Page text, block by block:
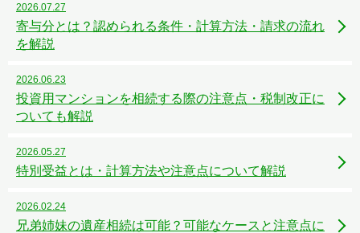
2026.07.27
寄与分とは？認められる条件・計算方法・請求の流れ
を解説
2026.06.23
投資用マンションを相続する際の注意点・税制改正に
ついても解説
2026.05.27
特別受益とは・計算方法や注意点について解説
2026.02.24
兄弟姉妹の遺産相続は可能？可能なケースと注意点に